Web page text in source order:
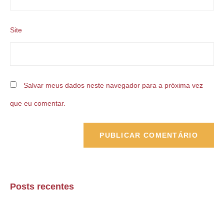
Site
Salvar meus dados neste navegador para a próxima vez
que eu comentar.
Posts recentes